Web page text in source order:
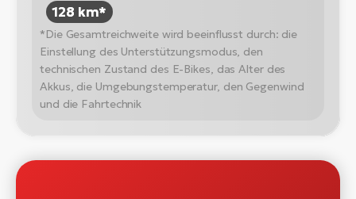
128 km*
*Die Gesamtreichweite wird beeinflusst durch: die
Einstellung des Unterstützungsmodus, den
technischen Zustand des E-Bikes, das Alter des
Akkus, die Umgebungstemperatur, den Gegenwind
und die Fahrtechnik